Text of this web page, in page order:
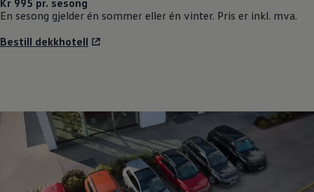
En sesong gjelder én sommer eller én vinter. Pris er inkl. mva.
Bestill dekkhotell